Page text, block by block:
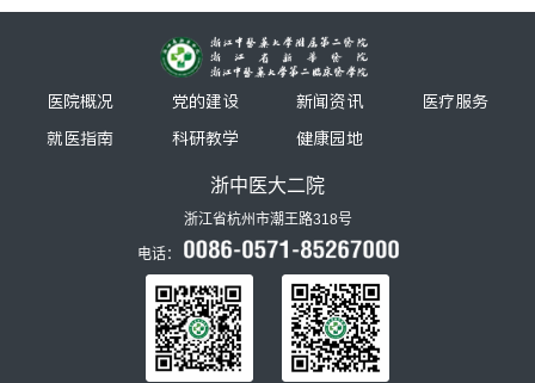
医院概况 党的建设 新闻资讯
医疗服务
就医指南
科研教学 健康园地
浙中医大二院
浙江省杭州市潮王路318号
电话：